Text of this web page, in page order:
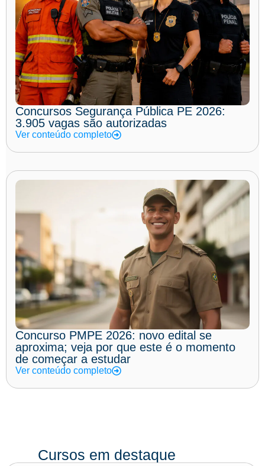
Concursos Segurança Pública PE 2026:
3.905 vagas são autorizadas
Ver conteúdo completo
Concurso PMPE 2026: novo edital se
aproxima; veja por que este é o momento
de começar a estudar
Ver conteúdo completo
Cursos em destaque